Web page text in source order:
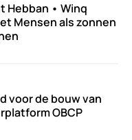
Hebban • Winq
Mensen als zonnen
voor de bouw van
OBCP